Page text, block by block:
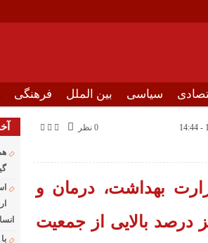
سیاسی بین الملل فرهنگی
0 نظر
بهداشت، درمان و
درصد بالایی از جمعیت